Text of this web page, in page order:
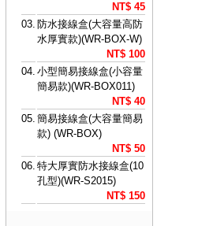
NT$ 45
03. 防水接線盒(大容量高防
水厚實款)(WR-BOX-W)
NT$ 100
04. 小型簡易接線盒(小容量
簡易款)(WR-BOX011)
NT$ 40
05. 簡易接線盒(大容量簡易
款) (WR-BOX)
NT$ 50
06. 特大厚實防水接線盒(10
孔型)(WR-S2015)
NT$ 150